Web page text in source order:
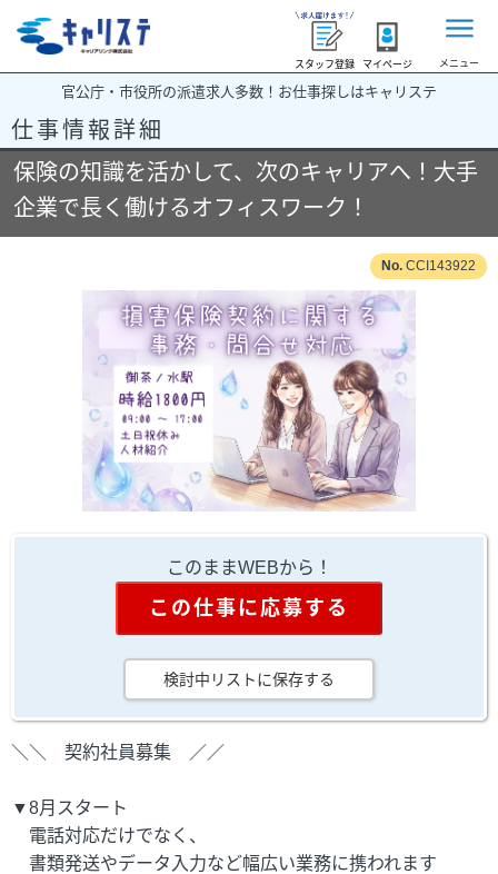
スタッフ登録 マイページ メニュー
官公庁・市役所の派遣求人多数！お仕事探しはキャリステ
仕事情報詳細
保険の知識を活かして、次のキャリアへ！大手
企業で長く働けるオフィスワーク！
CCI143922
このままWEBから！
この仕事に応募する
検討中リストに保存する
＼＼ 契約社員募集 ／／
▼8月スタート
電話対応だけでなく、
書類発送やデータ入力など幅広い業務に携われます